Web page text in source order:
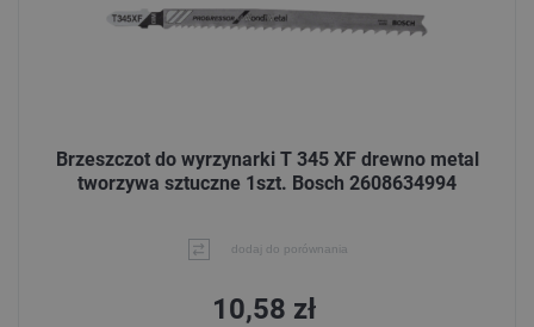
Brzeszczot do wyrzynarki T 345 XF drewno metal
tworzywa sztuczne 1szt. Bosch 2608634994
dodaj do porównania
10,58 zł